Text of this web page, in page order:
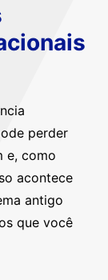
perder
e, como
acontece
antigo
que você